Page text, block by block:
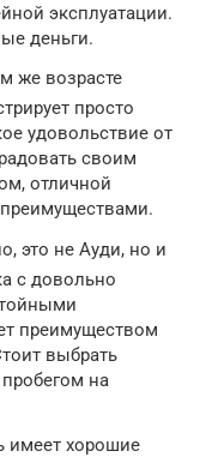
эксплуатации.
деньги.
же возрасте
просто
удовольствие от
своим
отличной
это не Ауди, но и
с довольно
преимуществом
выбрать
на
имеет хорошие